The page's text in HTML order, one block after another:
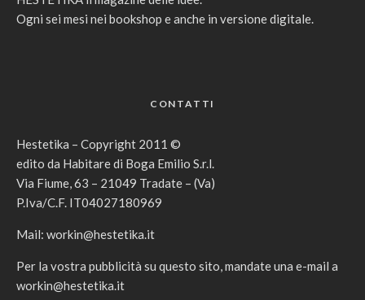
Ogni sei mesi nei bookshop e anche in versione digitale.
CONTATTI
Hestetika – Copyright 2011 ©
edito da Habitare di Boga Emilio S.r.l.
Via Fiume, 63 – 21049 Tradate – (Va)
P.Iva/C.F. IT04027180969
Mail: workin@hestetika.it
Per la vostra pubblicità su questo sito, mandate una e-mail a
workin@hestetika.it